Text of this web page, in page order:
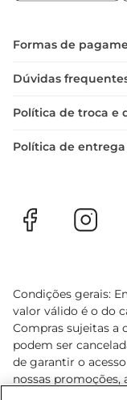
Formas de
Dúvidas
Política de troca e
Política de entrega
Condições gerais:
valor válido é o do
Compras sujeitas a
podem ser
de garantir o
nossas